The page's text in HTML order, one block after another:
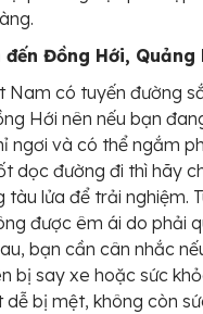
đến Đồng Hới, Quảng
Nam có tuyến đường
Hới nên nếu bạn
ngơi và có thể ngắm
dọc đường đi thì hãy
tàu lửa để trải nghiệm.
được êm ái do phải
bạn cần cân nhắc
bị say xe hoặc sức
dễ bị mệt, không còn